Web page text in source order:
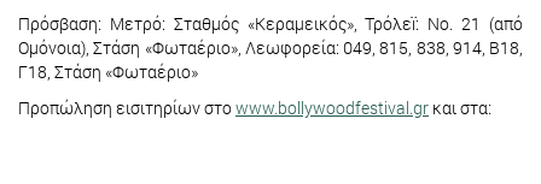
Πρόσβαση: Μετρό: Σταθμός «Κεραμεικός», Τρόλεï: No. 21 (από
Ομόνοια), Στάση «Φωταέριο», Λεωφορεία: 049, 815, 838, 914, Β18,
Γ18, Στάση «Φωταέριο»
Προπώληση εισιτηρίων στοwww.bollywoodfestival.gr και στα: